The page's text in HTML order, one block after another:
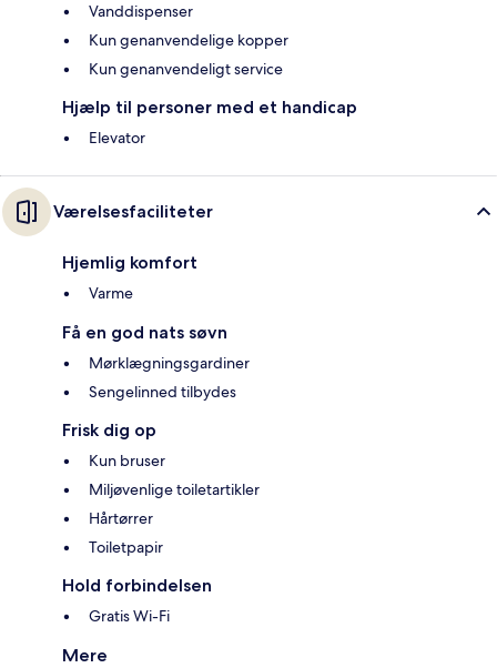
Vanddispenser
Kun genanvendelige kopper
Kun genanvendeligt service
Hjælp til personer med et handicap
Elevator
Værelsesfaciliteter
Hjemlig komfort
Varme
Få en god nats søvn
Mørklægningsgardiner
Sengelinned tilbydes
Frisk dig op
Kun bruser
Miljøvenlige toiletartikler
Hårtørrer
Toiletpapir
Hold forbindelsen
Gratis Wi-Fi
Mere